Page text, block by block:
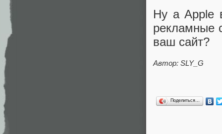
Ну а Apple
рекламные
ваш сайт?
Автор: SLY_G
Поделиться…